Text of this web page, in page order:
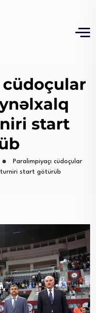
cüdoçular
start
Paralimpiyaçı cüdoçular
turniri start götürüb